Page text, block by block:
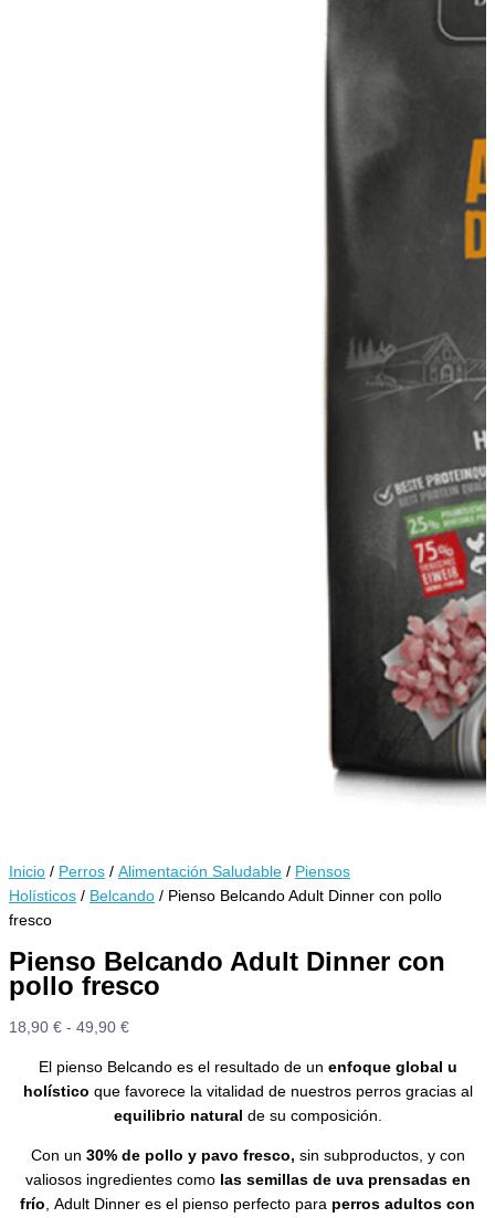
Inicio / Perros / Alimentación Saludable / Piensos
Holísticos / Belcando / Pienso Belcando Adult Dinner con pollo
fresco
Pienso Belcando Adult Dinner con
pollo fresco
18,90 € - 49,90 €Rango
precios:
desde
18,90 €
hasta
49,90 €
El pienso Belcando es el resultado de un enfoque global u
holístico que favorece la vitalidad de nuestros perros gracias al
equilibrio natural de su composición.
Con un 30% de pollo y pavo fresco, sin subproductos, y con
valiosos ingredientes comolas semillas de uva prensadas en
frío , Adult Dinner es el pienso perfecto para perros adultos con